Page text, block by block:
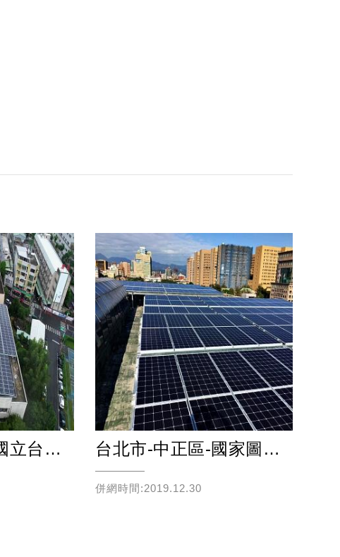
台北市-文山區-國立台灣戲曲學院(木柵校區) 台北市-中正區-國家圖書館
併網時間:2019.12.30